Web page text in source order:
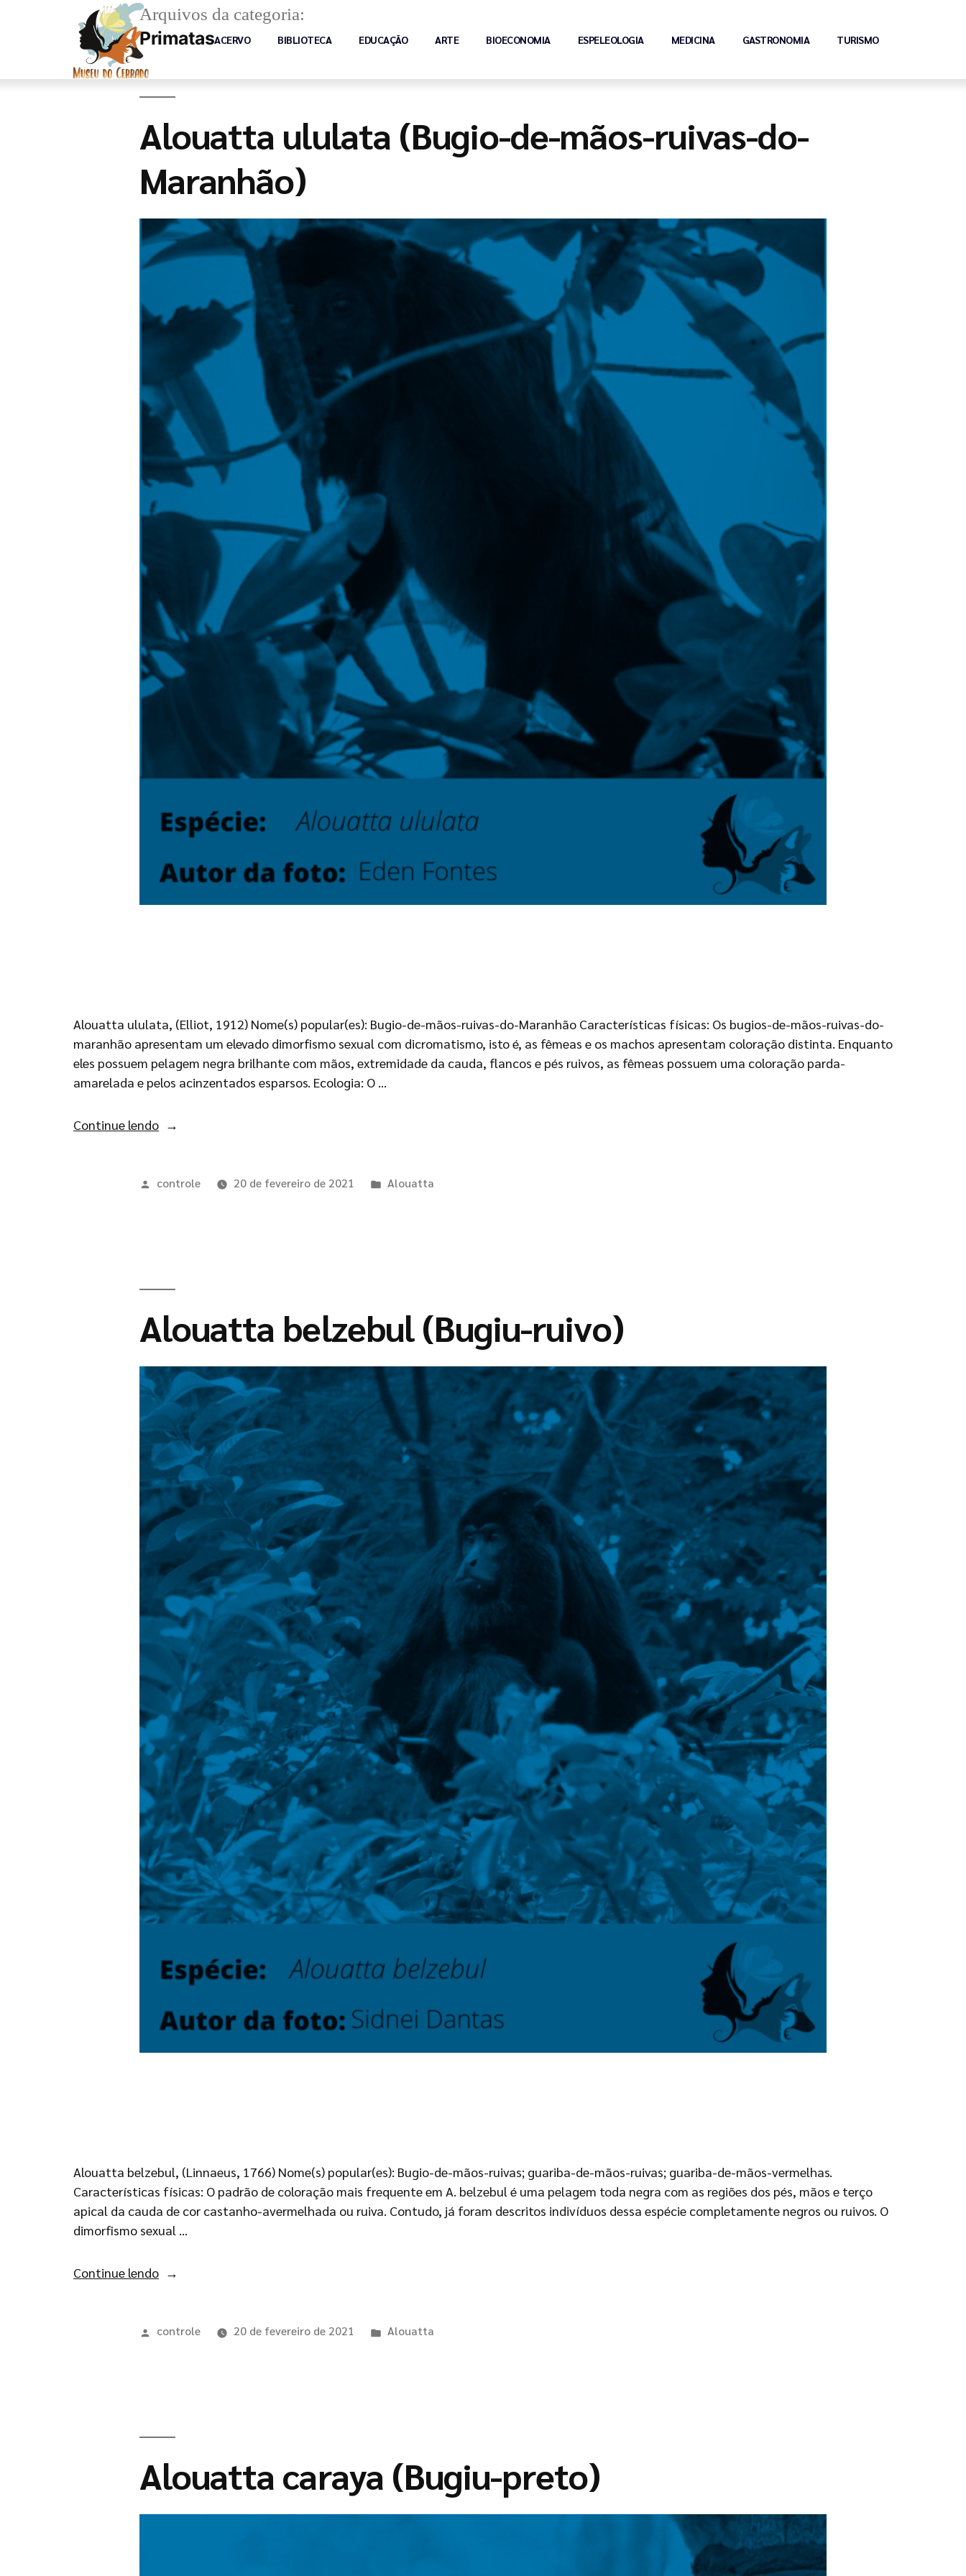
ACERVO BIBLIOTECA EDUCAÇÃO ARTE BIOECONOMIA ESPELEOLOGIA MEDICINA GASTRONOMIA TURISMO
Arquivos da categoria:
Primatas
Alouatta ululata (Bugio-de-mãos-ruivas-do-
Maranhão)
Alouatta ululata, (Elliot, 1912) Nome(s) popular(es): Bugio-de-mãos-ruivas-do-Maranhão Características físicas: Os bugios-de-mãos-ruivas-do-
maranhão apresentam um elevado dimorfismo sexual com dicromatismo, isto é, as fêmeas e os machos apresentam coloração distinta. Enquanto
eles possuem pelagem negra brilhante com mãos, extremidade da cauda, flancos e pés ruivos, as fêmeas possuem uma coloração parda-
amarelada e pelos acinzentados esparsos. Ecologia: O …
Continue lendo
controle 20 de fevereiro de 2021 Alouatta
Alouatta belzebul (Bugiu-ruivo)
Alouatta belzebul, (Linnaeus, 1766) Nome(s) popular(es): Bugio-de-mãos-ruivas; guariba-de-mãos-ruivas; guariba-de-mãos-vermelhas.
Características físicas: O padrão de coloração mais frequente em A. belzebul é uma pelagem toda negra com as regiões dos pés, mãos e terço
apical da cauda de cor castanho-avermelhada ou ruiva. Contudo, já foram descritos indivíduos dessa espécie completamente negros ou ruivos. O
dimorfismo sexual …
Continue lendo
controle 20 de fevereiro de 2021 Alouatta
Alouatta caraya (Bugiu-preto)